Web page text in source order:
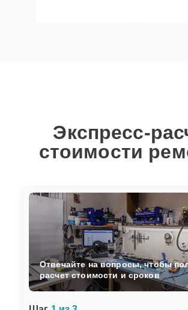
Экспресс-
стоимости
Отвечайте на вопросы, чтобы
расчет стоимости и сроков